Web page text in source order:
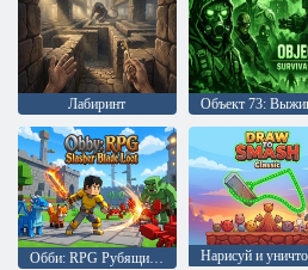
Лабиринт